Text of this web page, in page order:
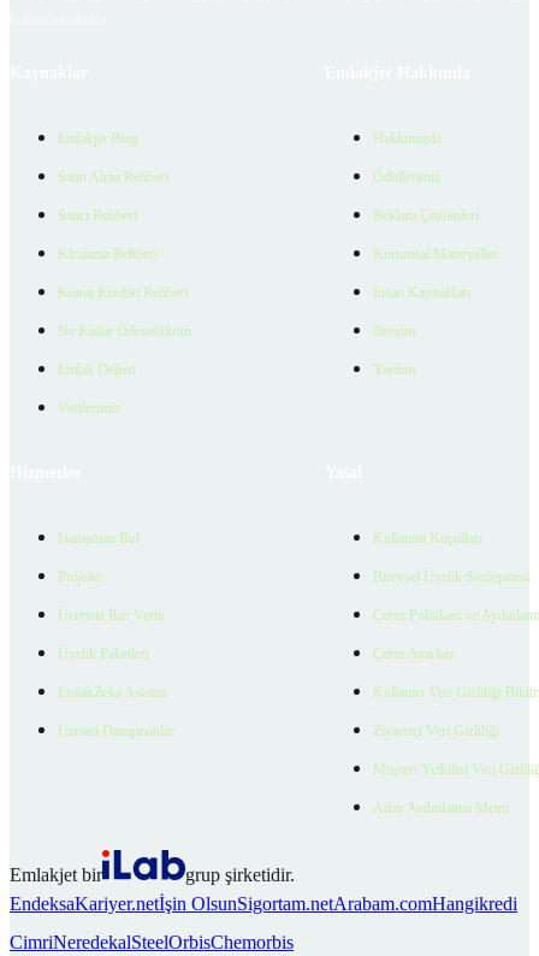
Emlakjet Blog
Satın Alma Rehberi
Satıcı Rehberi
Kiralama Rehberi
Konut Kredisi Rehberi
Ne Kadar Ödeyebilirim
Emlak Değeri
Verilerimiz
Hakkımızda
Ödüllerimiz
Reklam Çözümleri
Kurumsal Materyaller
İnsan Kaynakları
İletişim
Yardım
Danışman Bul
Projeler
Ücretsiz İlan Verin
Üyelik Paketleri
EmlakZeka Asistan
Uzman Danışmanlar
Kullanım Koşulları
Bireysel Üyelik Sözleşmesi
Çerez Politikası ve
Çerez Ayarları
Kullanıcı Veri Gizliliği
Ziyaretçi Veri Gizliliği
Müşteri Yetkilisi Veri
Aday Aydınlatma Metni
Emlakjet bir
grup şirketidir.
EndeksaKariyer.netİşin OlsunSigortam.netArabam.comHangikredi
CimriNeredekalSteelOrbisChemorbis